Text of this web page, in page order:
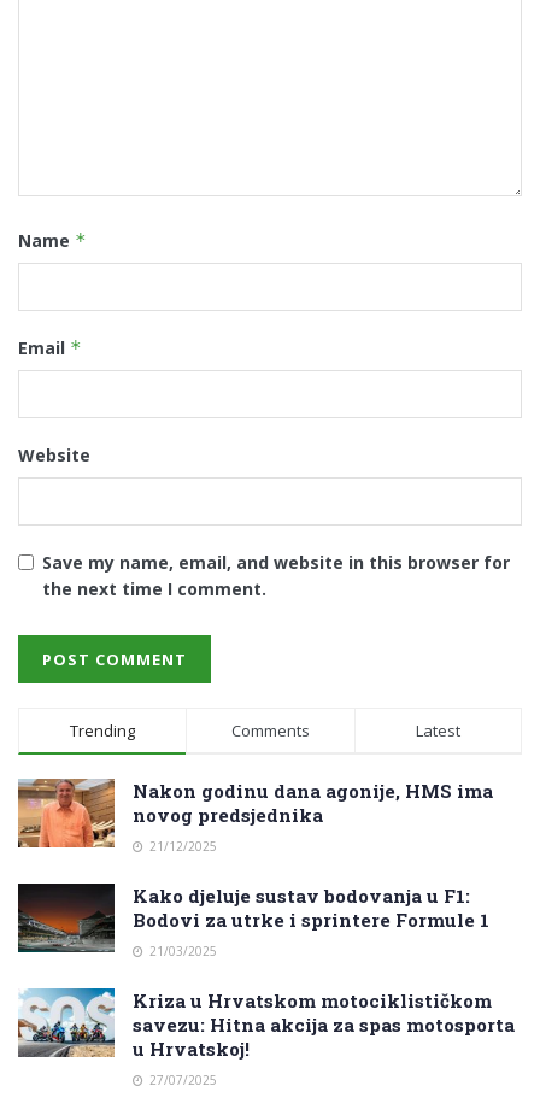
Name *
Email *
Website
Save my name, email, and website in this browser for
the next time I comment.
Trending Comments Latest
Nakon godinu dana agonije, HMS ima
novog predsjednika
21/12/2025
Kako djeluje sustav bodovanja u F1:
Bodovi za utrke i sprintere Formule 1
21/03/2025
Kriza u Hrvatskom motociklističkom
savezu: Hitna akcija za spas motosporta
u Hrvatskoj!
27/07/2025